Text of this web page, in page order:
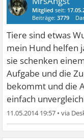
Mitglied seit:
Beiträge:3779
Tiere sind etwas
mein Hund helfen
sie schenken
Aufgabe und die
bekommt und die
einfach
11.05.2014 19:57 •